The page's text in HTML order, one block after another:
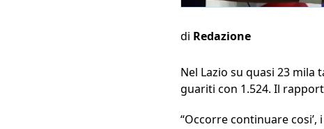
di Redazione
Nel Lazio su quasi 23 mila
guariti con 1.524. Il
“Occorre continuare